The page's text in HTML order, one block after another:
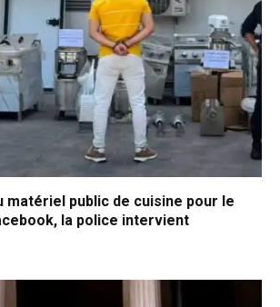
matériel public de cuisine pour le
la police intervient